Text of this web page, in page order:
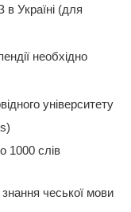
Україні (для
необхідно
університету
1000 слів
чеської мови